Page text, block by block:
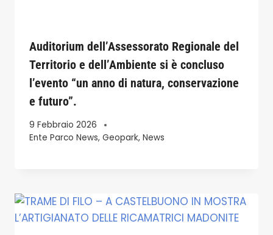
Auditorium dell’Assessorato Regionale del
Territorio e dell’Ambiente si è concluso
l’evento “un anno di natura, conservazione
e futuro”.
9 Febbraio 2026
Ente Parco News, Geopark, News